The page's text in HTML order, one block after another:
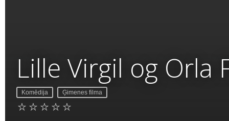
Lille Virgil og Orla
Komēdija Ģimenes filma